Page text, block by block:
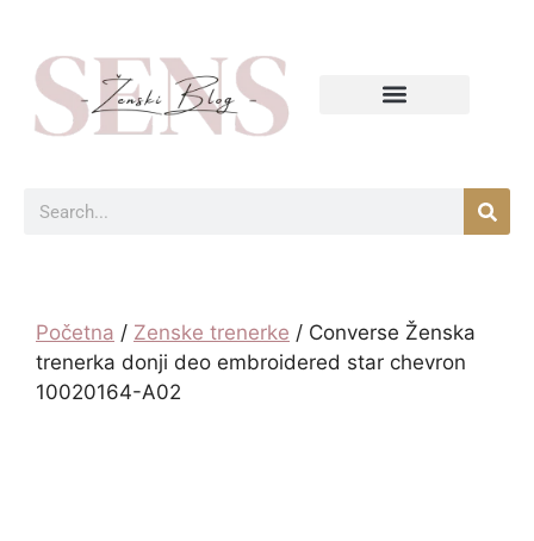
Početna / Zenske trenerke / Converse Ženska
trenerka donji deo embroidered star chevron
10020164-A02